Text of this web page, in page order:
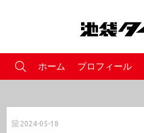
ホーム プロフィール
2024-05-18